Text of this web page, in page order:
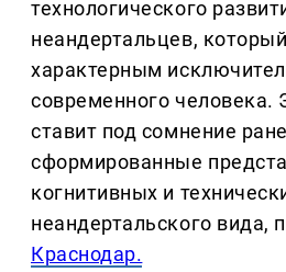
технологического
неандертальцев,
характерным
современного человека.
ставит под сомнение
сформированные
когнитивных и
неандертальского вида,
Краснодар.